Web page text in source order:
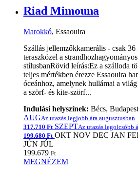
Riad Mimouna
Marokkó, Essaouira
Szállás jellemzőkkamerális - csak 36
teraszközel a
stílusbanRövid leírás:Ez a szálloda
teljes mértékben érezze Essaouira
óceánhoz, amelynek hullámai a
a szörf- és kite-szörf...
Indulási helyszínek: Bécs, Budapest
AUGAz utazás legjobb ára augusztusban
317.710 Ft SZEPTAz utazás legolcsóbb
199.680 Ft OKT NOV DEC JAN
JÚN JÚL
199.679 Ft
MEGNÉZEM